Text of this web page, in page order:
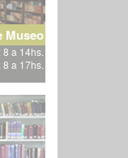
Museo
a 14hs.
a 17hs.